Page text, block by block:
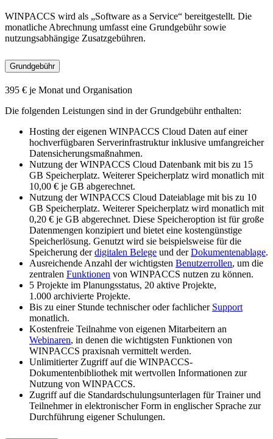
WINPACCS wird als „Software as a Service“ bereitgestellt. Die
monatliche Abrechnung umfasst eine Grundgebühr sowie
nutzungsabhängige Zusatzgebühren.
Grundgebühr
395 € je Monat und Organisation
Die folgenden Leistungen sind in der Grundgebühr enthalten:
Hosting der eigenen WINPACCS Cloud Daten auf einer
hochverfügbaren Serverinfrastruktur inklusive umfangreicher
Datensicherungsmaßnahmen.
Nutzung der WINPACCS Cloud Datenbank mit bis zu 15
GB Speicherplatz. Weiterer Speicherplatz wird monatlich mit
10,00 € je GB abgerechnet.
Nutzung der WINPACCS Cloud Dateiablage mit bis zu 10
GB Speicherplatz. Weiterer Speicherplatz wird monatlich mit
0,20 € je GB abgerechnet. Diese Speicheroption ist für große
Datenmengen konzipiert und bietet eine kostengünstige
Speicherlösung. Genutzt wird sie beispielsweise für die
Speicherung derdigitalen Belege und derDokumentenablage.
Ausreichende Anzahl der wichtigsten Benutzerrollen, um die
zentralen Funktionen von WINPACCS nutzen zu können.
5 Projekte im Planungsstatus, 20 aktive Projekte,
1.000 archivierte Projekte.
Bis zu einer Stunde technischer oder fachlicher Support
monatlich.
Kostenfreie Teilnahme von eigenen Mitarbeitern an
Webinaren, in denen die wichtigsten Funktionen von
WINPACCS praxisnah vermittelt werden.
Unlimitierter Zugriff auf die WINPACCS-
Dokumentenbibliothek mit wertvollen Informationen zur
Nutzung von WINPACCS.
Zugriff auf die Standardschulungsunterlagen für Trainer und
Teilnehmer in elektronischer Form in englischer Sprache zur
Durchführung eigener Schulungen.